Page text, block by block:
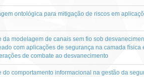
ontológica para mitigação de riscos em
da modelagem de canais sem fio sob
com aplicações de segurança na camada física
de combate ao desvanecimento
do comportamento informacional na gestão da